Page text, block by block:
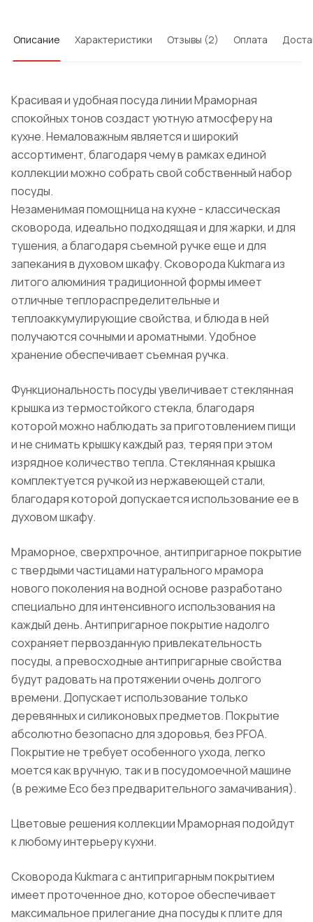
Описание Характеристики Отзывы (2) Оплата
Красивая и удобная посуда линии Мраморная
спокойных тонов создаст уютную атмосферу на
кухне. Немаловажным является и широкий
ассортимент, благодаря чему в рамках единой
коллекции можно собрать свой собственный набор
посуды.
Незаменимая помощница на кухне - классическая
сковорода, идеально подходящая и для жарки, и для
тушения, а благодаря съемной ручке еще и для
запекания в духовом шкафу. Сковорода Kukmara из
литого алюминия традиционной формы имеет
отличные теплораспределительные и
теплоаккумулирующие свойства, и блюда в ней
получаются сочными и ароматными. Удобное
хранение обеспечивает съемная ручка.
Функциональность посуды увеличивает стеклянная
крышка из термостойкого стекла, благодаря
которой можно наблюдать за приготовлением пищи
и не снимать крышку каждый раз, теряя при этом
изрядное количество тепла. Стеклянная крышка
комплектуется ручкой из нержавеющей стали,
благодаря которой допускается использование ее в
духовом шкафу.
Мраморное, сверхпрочное, антипригарное покрытие
с твердыми частицами натурального мрамора
нового поколения на водной основе разработано
специально для интенсивного использования на
каждый день. Антипригарное покрытие надолго
сохраняет первозданную привлекательность
посуды, а превосходные антипригарные свойства
будут радовать на протяжении очень долгого
времени. Допускает использование только
деревянных и силиконовых предметов. Покрытие
абсолютно безопасно для здоровья, без PFOA.
Покрытие не требует особенного ухода, легко
моется как вручную, так и в посудомоечной машине
(в режиме Eco без предварительного замачивания).
Цветовые решения коллекции Мраморная подойдут
к любому интерьеру кухни.
Сковорода Kukmara с антипригарным покрытием
имеет проточенное дно, которое обеспечивает
максимальное прилегание дна посуды к плите для